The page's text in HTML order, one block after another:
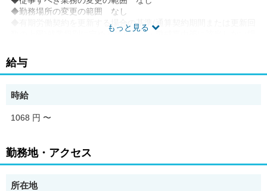
もっと見る
◆勤務場所の変更の範囲 なし
◆有期労働契約を更新する場合の基準(通算契約期間または更新回
数の上限)就業規則に定める禁止行為・懲戒事由等に該当しない場
◆ご希望があれば、通勤可能な範囲内で同一求人を掲載している
他事業所も併せて選考が可能です。
給与
時給
1068 円 〜
勤務地・アクセス
所在地